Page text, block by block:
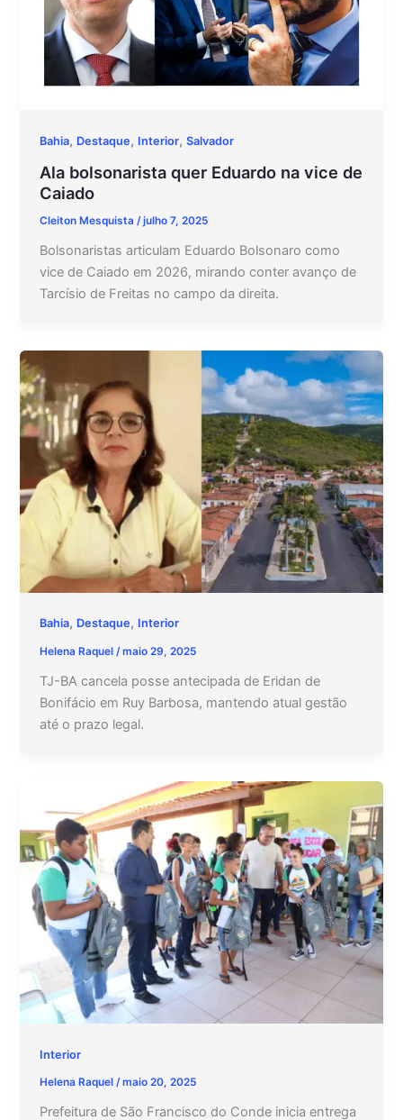
Bahia, Destaque, Interior,Salvador
Ala bolsonarista quer Eduardo na vice de
Caiado
Cleiton Mesquista/julho 7, 2025
Bolsonaristas articulam Eduardo Bolsonaro como
vice de Caiado em 2026, mirando conter avanço de
Tarcísio de Freitas no campo da direita.
Bahia, Destaque, Interior
Helena Raquel/maio 29, 2025
TJ-BA cancela posse antecipada de Eridan de
Bonifácio em Ruy Barbosa, mantendo atual gestão
até o prazo legal.
Interior
Helena Raquel/maio 20, 2025
Prefeitura de São Francisco do Conde inicia entrega